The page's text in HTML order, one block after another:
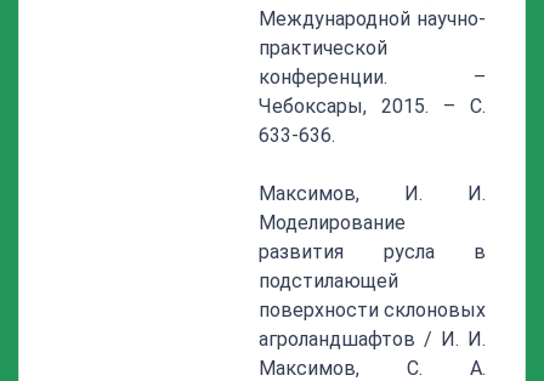
Международной научно-
практической
конференции. –
Чебоксары, 2015. – С.
633-636.
Максимов, И. И.
Моделирование
развития русла в
подстилающей
поверхности склоновых
агроландшафтов / И. И.
Максимов, С. А.